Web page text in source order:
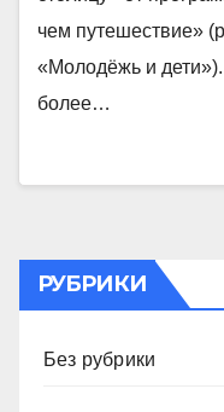
чем путешествие»
«Молодёжь и
более…
РУБРИКИ
Без рубрики